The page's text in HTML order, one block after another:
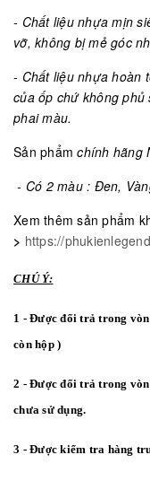
- Chất liệu nhựa mịn
vỡ, không bị mẻ góc
- Chất liệu nhựa hoàn
của ốp chứ không
phai màu.
Sản phẩmchính hãng
- Có 2 màu : Đen,
Xem thêm sản phẩm
> https://
CHÚ Ý:
1 - Được đổi trả trong
còn hộp )
2 - Được đổi trả trong
chưa sử dụng.
3 - Được kiểm tra hàng